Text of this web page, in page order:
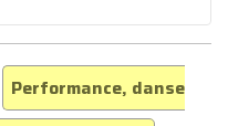
Performance, danse